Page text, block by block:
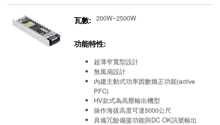
瓦數: 200W~2500W
功能特性:
超薄窄寬型設計
無風扇設計
內建主動式功率因數矯正功能(active
PFC)
HV款式為高壓輸出機型
操作海拔高度可達5000公尺
具備冗餘備援功能與DC OK訊號輸出